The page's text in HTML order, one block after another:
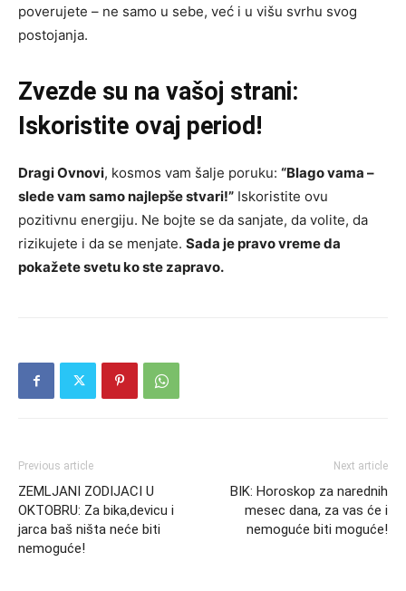
poverujete – ne samo u sebe, već i u višu svrhu svog
postojanja.
Zvezde su na vašoj strani:
Iskoristite ovaj period!
Dragi Ovnovi, kosmos vam šalje poruku: “Blago vama –
slede vam samo najlepše stvari!” Iskoristite ovu
pozitivnu energiju. Ne bojte se da sanjate, da volite, da
rizikujete i da se menjate. Sada je pravo vreme da
pokažete svetu ko ste zapravo.
Previous article
ZEMLJANI ZODIJACI U
OKTOBRU: Za bika,devicu i
jarca baš ništa neće biti
nemoguće!
Next article
BIK: Horoskop za narednih
mesec dana, za vas će i
nemoguće biti moguće!